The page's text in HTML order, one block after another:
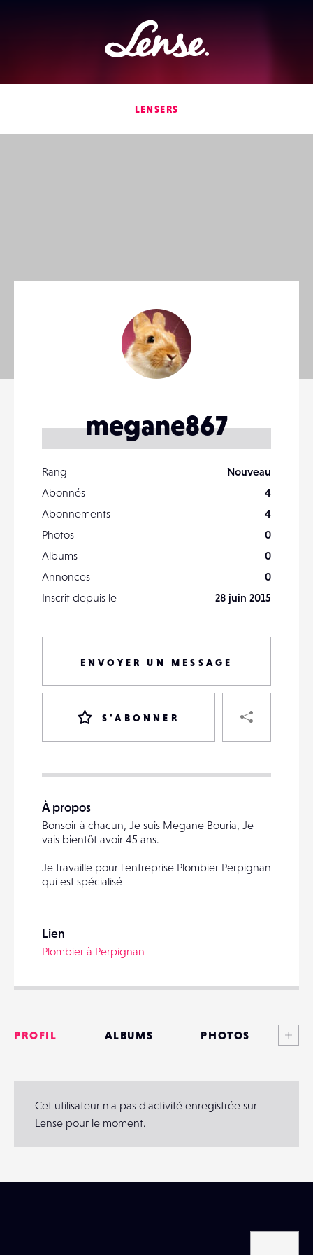
Lense
LENSERS
megane867
Rang
Nouveau
Abonnés
4
Abonnements
4
Photos
0
Albums
0
Annonces
0
Inscrit depuis le
28 juin 2015
ENVOYER UN MESSAGE
S'ABONNER
DESTINATAIRE
EMAIL
VOTRE
À propos
Bonsoir à chacun, Je suis Megane Bouria, Je
vais bientôt avoir 45 ans.
Je travaille pour l'entreprise Plombier Perpignan
qui est spécialisé
Lien
Plombier à Perpignan
PROFIL ALBUMS PHOTOS
MATÉRIELS
Cet utilisateur n'a pas d'activité enregistrée sur
Lense pour le moment.